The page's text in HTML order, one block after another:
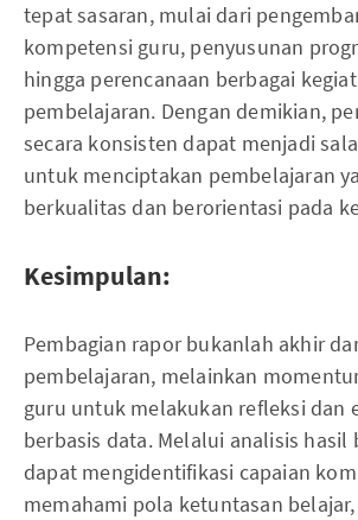
tepat sasaran, mulai dari
kompetensi guru, penyusunan
hingga perencanaan berbagai
pembelajaran. Dengan demikian,
secara konsisten dapat menjadi
untuk menciptakan pembelajaran
berkualitas dan berorientasi pada
Kesimpulan:
Pembagian rapor bukanlah akhir
pembelajaran, melainkan
guru untuk melakukan refleksi dan
berbasis data. Melalui analisis hasil
dapat mengidentifikasi capaian
memahami pola ketuntasan